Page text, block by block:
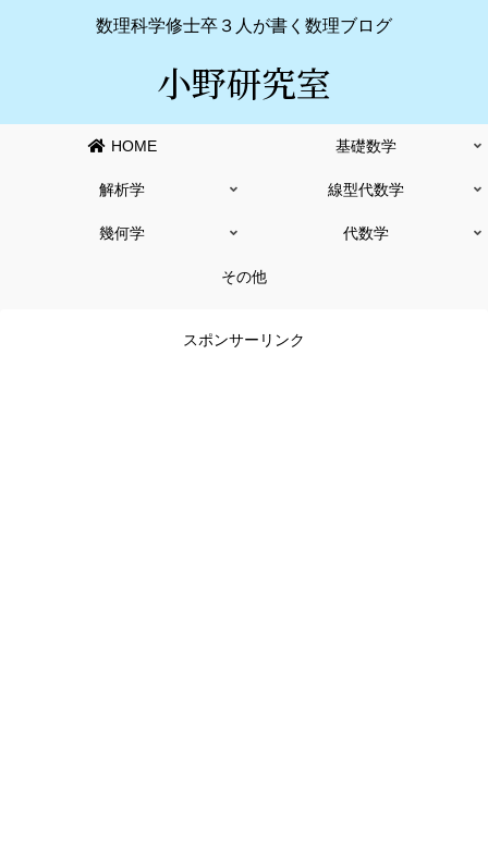
数理科学修士卒３人が書く数理ブログ
小野研究室
HOME 基礎数学
解析学 線型代数学
幾何学 代数学
その他
スポンサーリンク